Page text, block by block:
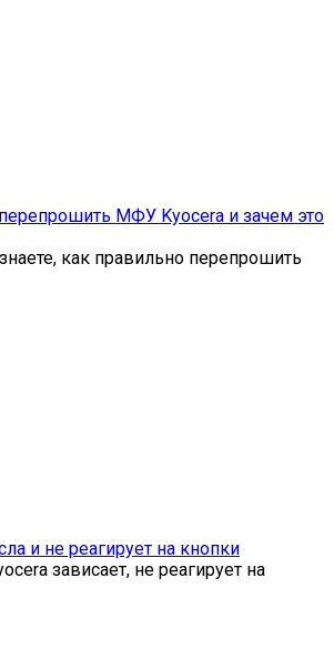
МФУ Kyocera и зачем это
как правильно перепрошить
и не реагирует на кнопки
зависает, не реагирует на